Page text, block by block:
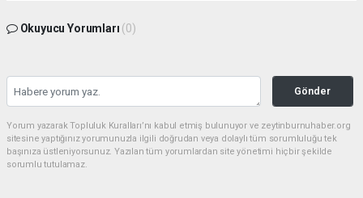
Okuyucu Yorumları (0)
Gönder
Yorum yazarak Topluluk Kuralları’nı kabul etmiş bulunuyor ve zeytinburnuhaber.org
sitesine yaptığınız yorumunuzla ilgili doğrudan veya dolaylı tüm sorumluluğu tek
başınıza üstleniyorsunuz. Yazılan tüm yorumlardan site yönetimi hiçbir şekilde
sorumlu tutulamaz.